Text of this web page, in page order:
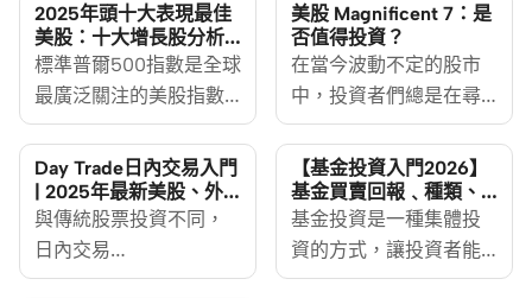
2025年頭十大表現最佳
美股：十大增長股分析
及投資策略指南
標準普爾500指數是全球
最廣泛關注的美股指數
之一，包含了五百家美
國頂尖公司。該指數展
現了強勁的回報記錄，
平均每年約有10%的回報
率。投資者定期監測該
指數及其表現最佳的股
美股 Magnificent 7：是
否值得投資？
在當今波動不定的股市
中，投資者們總是在尋
找那些能夠帶來穩健回
報的投資標的。
Magnificent 7科技股作
爲全球科技行業的龍
頭，因其強大的市場地
位和技術實力而受到廣
Day Trade日內交易入門
| 2025年最新美股、外
匯日內交易平台一覽
與傳統股票投資不同，
日內交易
[https://www.moneyhero.com.hk/zh/investment/blog/
【基金投資入門2026】
基金買賣回報﹑種類、
風險教學
基金投資是一種集體投
資的方式，讓投資者能
夠以相對較小的資金參